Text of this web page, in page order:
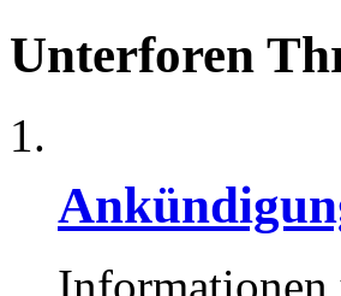
Unterforen
Informationen